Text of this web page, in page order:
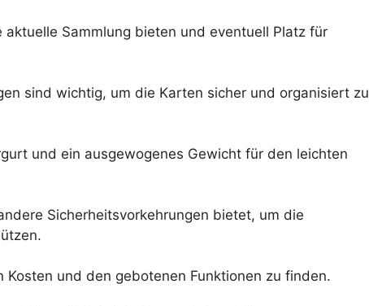
Sammlung bieten und eventuell Platz für
sind wichtig, um die Karten sicher und organisiert zu
und ein ausgewogenes Gewicht für den leichten
Sicherheitsvorkehrungen bietet, um die
und den gebotenen Funktionen zu finden.